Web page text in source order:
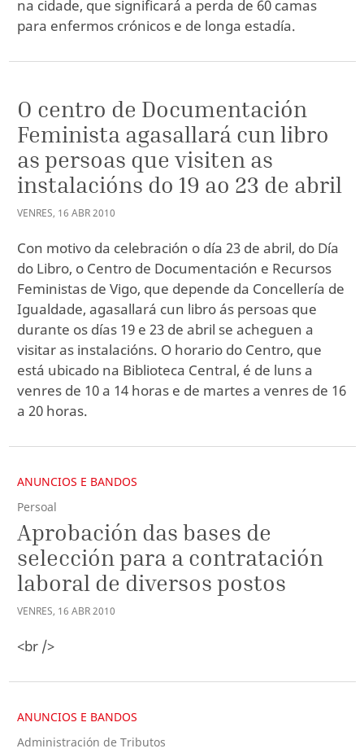
na cidade, que significará a perda de 60 camas
para enfermos crónicos e de longa estadía.
O centro de Documentación
Feminista agasallará cun libro
as persoas que visiten as
instalacións do 19 ao 23 de abril
VENRES, 16 ABR2010
Con motivo da celebración o día 23 de abril, do Día
do Libro, o Centro de Documentación e Recursos
Feministas de Vigo, que depende da Concellería de
Igualdade, agasallará cun libro ás persoas que
durante os días 19 e 23 de abril se acheguen a
visitar as instalacións. O horario do Centro, que
está ubicado na Biblioteca Central, é de luns a
venres de 10 a 14 horas e de martes a venres de 16
a 20 horas.
ANUNCIOS E BANDOS
Persoal
Aprobación das bases de
selección para a contratación
laboral de diversos postos
VENRES, 16 ABR2010
<br />
ANUNCIOS E BANDOS
Administración de Tributos